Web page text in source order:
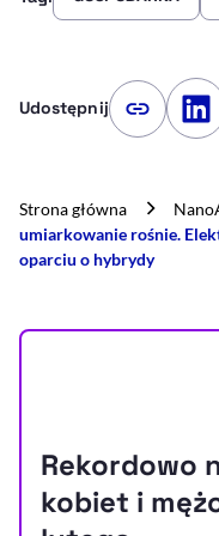
Rekordowo
kobiet i
Udostępnij Kopiuj link
Strona główna
umiarkowanie rośnie.
oparciu o hybrydy